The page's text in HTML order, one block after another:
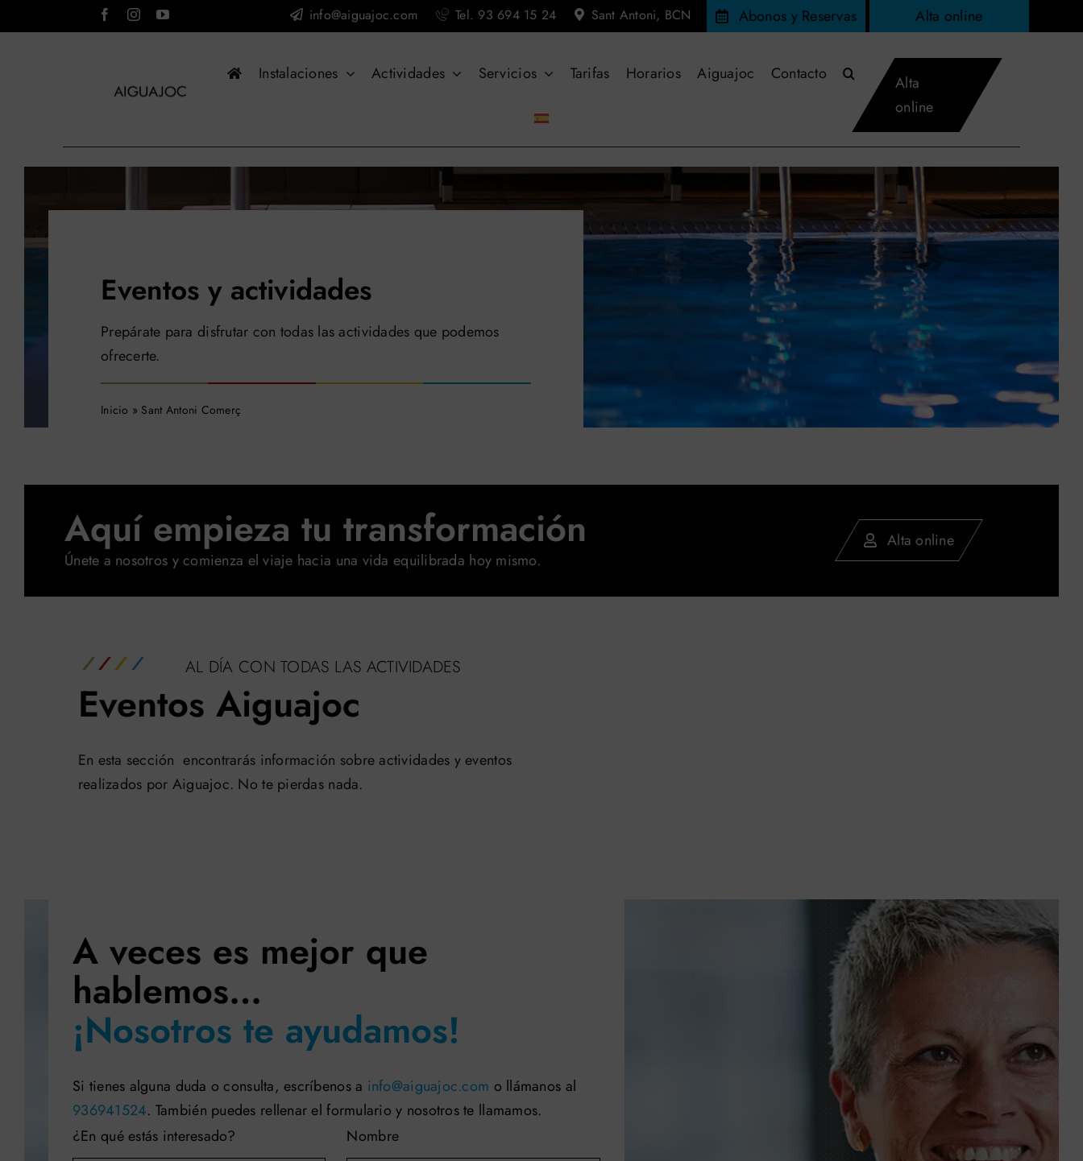
al
info@aiguajoc.com Tel. 93 694 15 24 Sant Antoni, BCN Abonos y Reservas Alta online
Instalaciones Actividades Servicios Tarifas Horarios Aiguajoc Contacto
Alta
online
Eventos y actividades
Prepárate para disfrutar con todas las actividades que podemos
ofrecerte.
Inicio » Sant Antoni Comerç
Aquí empieza tu transformación
Únete a nosotros y comienza el viaje hacia una vida equilibrada hoy mismo.
Alta online
AL DÍA CON TODAS LAS ACTIVIDADES
Eventos Aiguajoc
En esta sección encontrarás información sobre actividades y eventos
realizados por Aiguajoc. No te pierdas nada.
A veces es mejor que
hablemos…
¡Nosotros te ayudamos!
Si tienes alguna duda o consulta, escríbenos a info@aiguajoc.com o llámanos al
936941524. También puedes rellenar el formulario y nosotros te llamamos.
¿En qué estás interesado?
Nombre